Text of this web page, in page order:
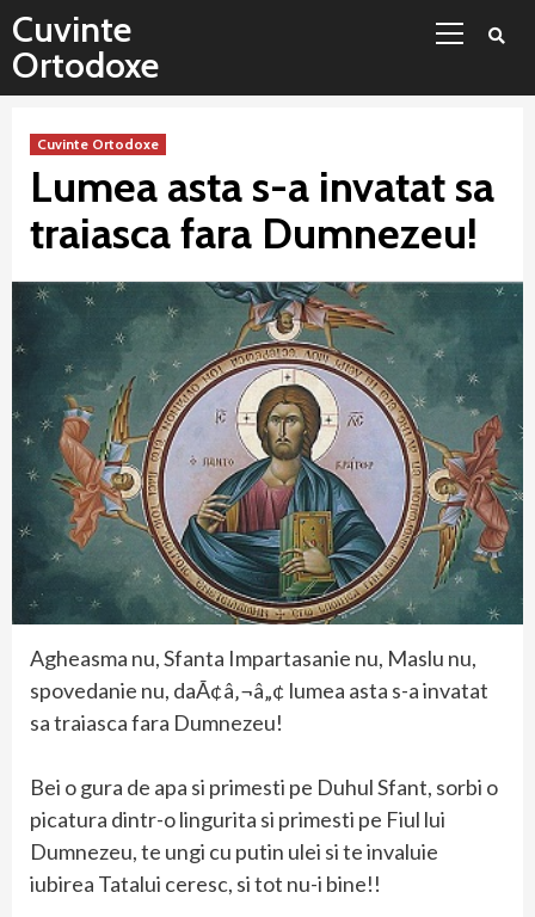
Sari
conținut
Cuvinte
Ortodoxe
Cuvinte Ortodoxe
Lumea asta s-a invatat sa
traiasca fara Dumnezeu!
Agheasma nu, Sfanta Impartasanie nu, Maslu nu,
spovedanie nu, daÃ¢â‚¬â„¢ lumea asta s-a invatat
sa traiasca fara Dumnezeu!
Bei o gura de apa si primesti pe Duhul Sfant, sorbi o
picatura dintr-o lingurita si primesti pe Fiul lui
Dumnezeu, te ungi cu putin ulei si te invaluie
iubirea Tatalui ceresc, si tot nu-i bine!!